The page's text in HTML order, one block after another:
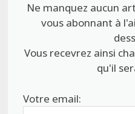
Ne manquez aucun
vous abonnant à
Vous recevrez ainsi
qu'il
Votre email: